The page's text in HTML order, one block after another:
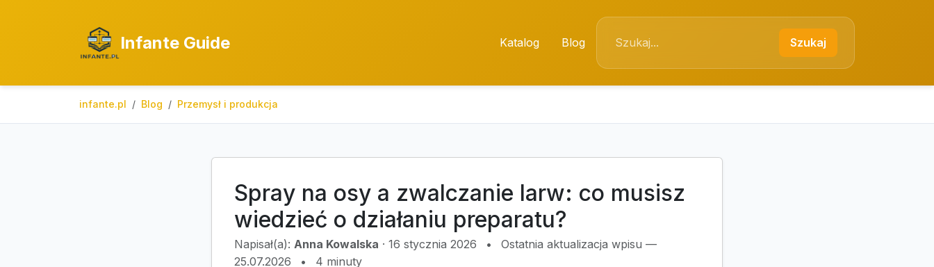
Infante Guide Katalog Blog Szukaj
infante.pl Blog Przemysł i produkcja
Spray na osy a zwalczanie larw: co musisz
wiedzieć o działaniu preparatu?
Napisał(a): Anna Kowalska · 16 stycznia 2026 •
Ostatnia aktualizacja wpisu —
25.07.2026
• 4 minuty